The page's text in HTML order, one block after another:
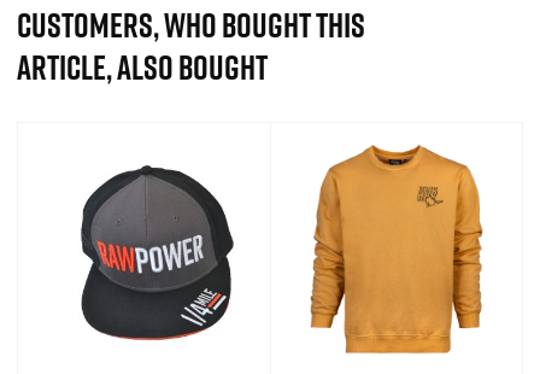
CUSTOMERS, WHO BOUGHT THIS
ARTICLE, ALSO BOUGHT